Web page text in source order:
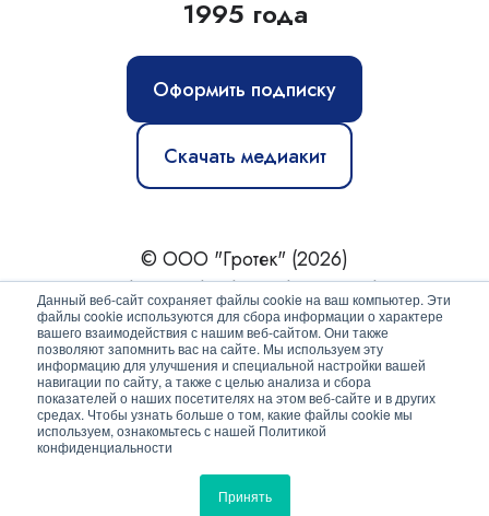
Данный веб-сайт сохраняет файлы cookie на ваш компьютер. Эти
файлы cookie используются для сбора информации о характере
вашего взаимодействия с нашим веб-сайтом. Они также
позволяют запомнить вас на сайте. Мы используем эту
информацию для улучшения и специальной настройки вашей
навигации по сайту, а также с целью анализа и сбора
показателей о наших посетителях на этом веб-сайте и в других
средах. Чтобы узнать больше о том, какие файлы cookie мы
используем, ознакомьтесь с нашей Политикой
конфиденциальности
Принять
1995 года
Оформить подписку
Скачать медиакит
© ООО "Гротек" (2026)
Новости|Статьи|Обзоры|Журнал|О нас
Политика конфиденциальности
Согласие на обработку персональных данных